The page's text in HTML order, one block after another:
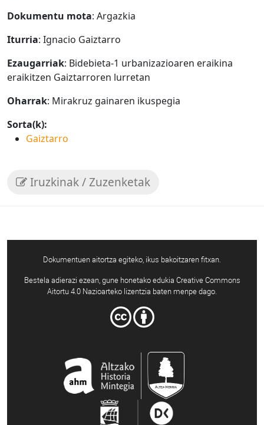
Dokumentu mota: Argazkia
Iturria: Ignacio Gaiztarro
Ezaugarriak: Bidebieta-1 urbanizazioaren eraikina
eraikitzen Gaiztarroren lurretan
Oharrak: Mirakruz gainaren ikuspegia
Sorta(k):
Gaiztarro
Iruzkinak / Zuzenketak
Dokumentuen aitortza egiteko, ikus bakoitzaren fitxan.
Bestela adierazi ezean, gune honetako edukia Creative Commons
Aitortu 4.0 Nazioarteko lizentzia baten menpe dago.